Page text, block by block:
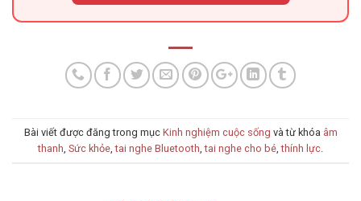
Bài viết được đăng trong mục Kinh nghiệm cuộc sống và từ khóa âm
thanh Sức khỏe ,tai nghe Bluetooth ,tai nghe cho bé ,thính lực